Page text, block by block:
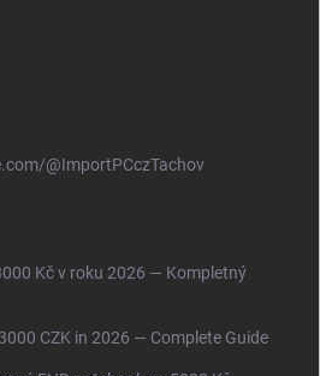
@ImportPCczTachov
Kč v roku 2026 — Kompletný
CZK in 2026 — Complete Guide